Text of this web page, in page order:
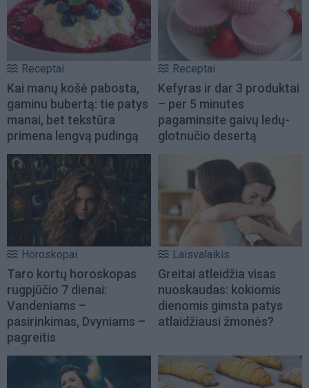
Receptai
Kai manų košė pabosta,
gaminu bubertą: tie patys
manai, bet tekstūra
primena lengvą pudingą
Receptai
Kefyras ir dar 3 produktai
– per 5 minutes
pagaminsite gaivų ledų-
glotnučio desertą
Horoskopai
Taro kortų horoskopas
rugpjūčio 7 dienai:
Vandeniams –
pasirinkimas, Dvyniams –
pagreitis
Laisvalaikis
Greitai atleidžia visas
nuoskaudas: kokiomis
dienomis gimsta patys
atlaidžiausi žmonės?